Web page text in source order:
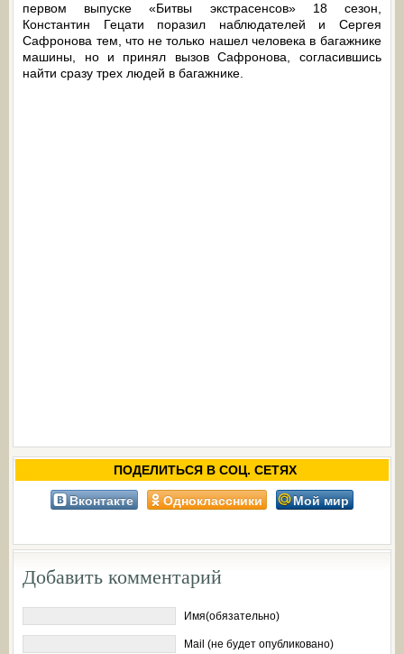
первом выпуске «Битвы экстрасенсов» 18 сезон,
Константин Гецати поразил наблюдателей и Сергея
Сафронова тем, что не только нашел человека в багажнике
машины, но и принял вызов Сафронова, согласившись
найти сразу трех людей в багажнике.
ПОДЕЛИТЬСЯ В СОЦ. СЕТЯХ
Вконтакте Одноклассники Мой мир
Добавить комментарий
Имя(обязательно)
Mail (не будет опубликовано)